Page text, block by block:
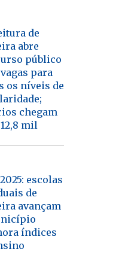
de
abre
público
para
os níveis de
chegam
mil
escolas
de
avançam
índices